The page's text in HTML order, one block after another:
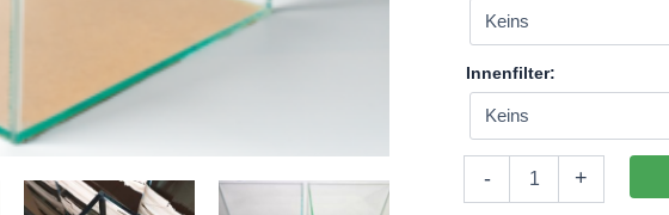
Innenfilter:
-
130x60x50cm
+